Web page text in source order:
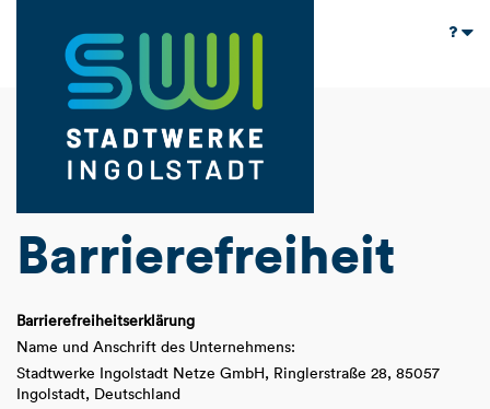
Barrierefreiheit
Barrierefreiheitserklärung
Name und Anschrift des Unternehmens:
Stadtwerke Ingolstadt Netze GmbH, Ringlerstraße 28, 85057
Ingolstadt, Deutschland